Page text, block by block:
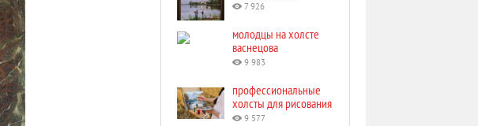
7 926
молодцы на холсте
васнецова
9 983
профессиональные
холсты для рисования
9 577